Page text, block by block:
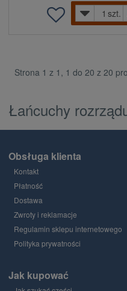
szt.
Strona 1 z 1, 1 do 20 z 20
Łańcuchy
Obsługa klienta
Kontakt
Płatność
Dostawa
Zwroty i reklamacje
Regulamin sklepu internetowego
Polityka prywatności
Jak kupować